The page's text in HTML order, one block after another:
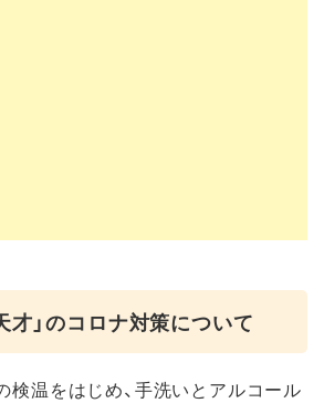
才」のコロナ対策について
温をはじめ、手洗いとアルコール